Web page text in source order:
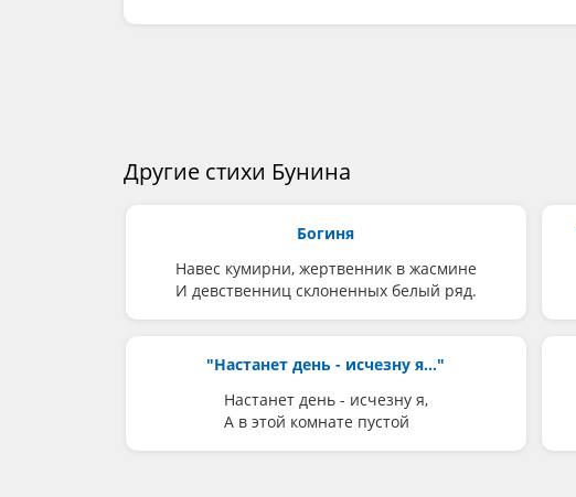
Другие стихи Бунина
Богиня
Навес кумирни, жертвенник в жасмине
И девственниц склоненных белый ряд.
"Настанет день - исчезну я..."
Настанет день - исчезну я,
А в этой комнате пустой